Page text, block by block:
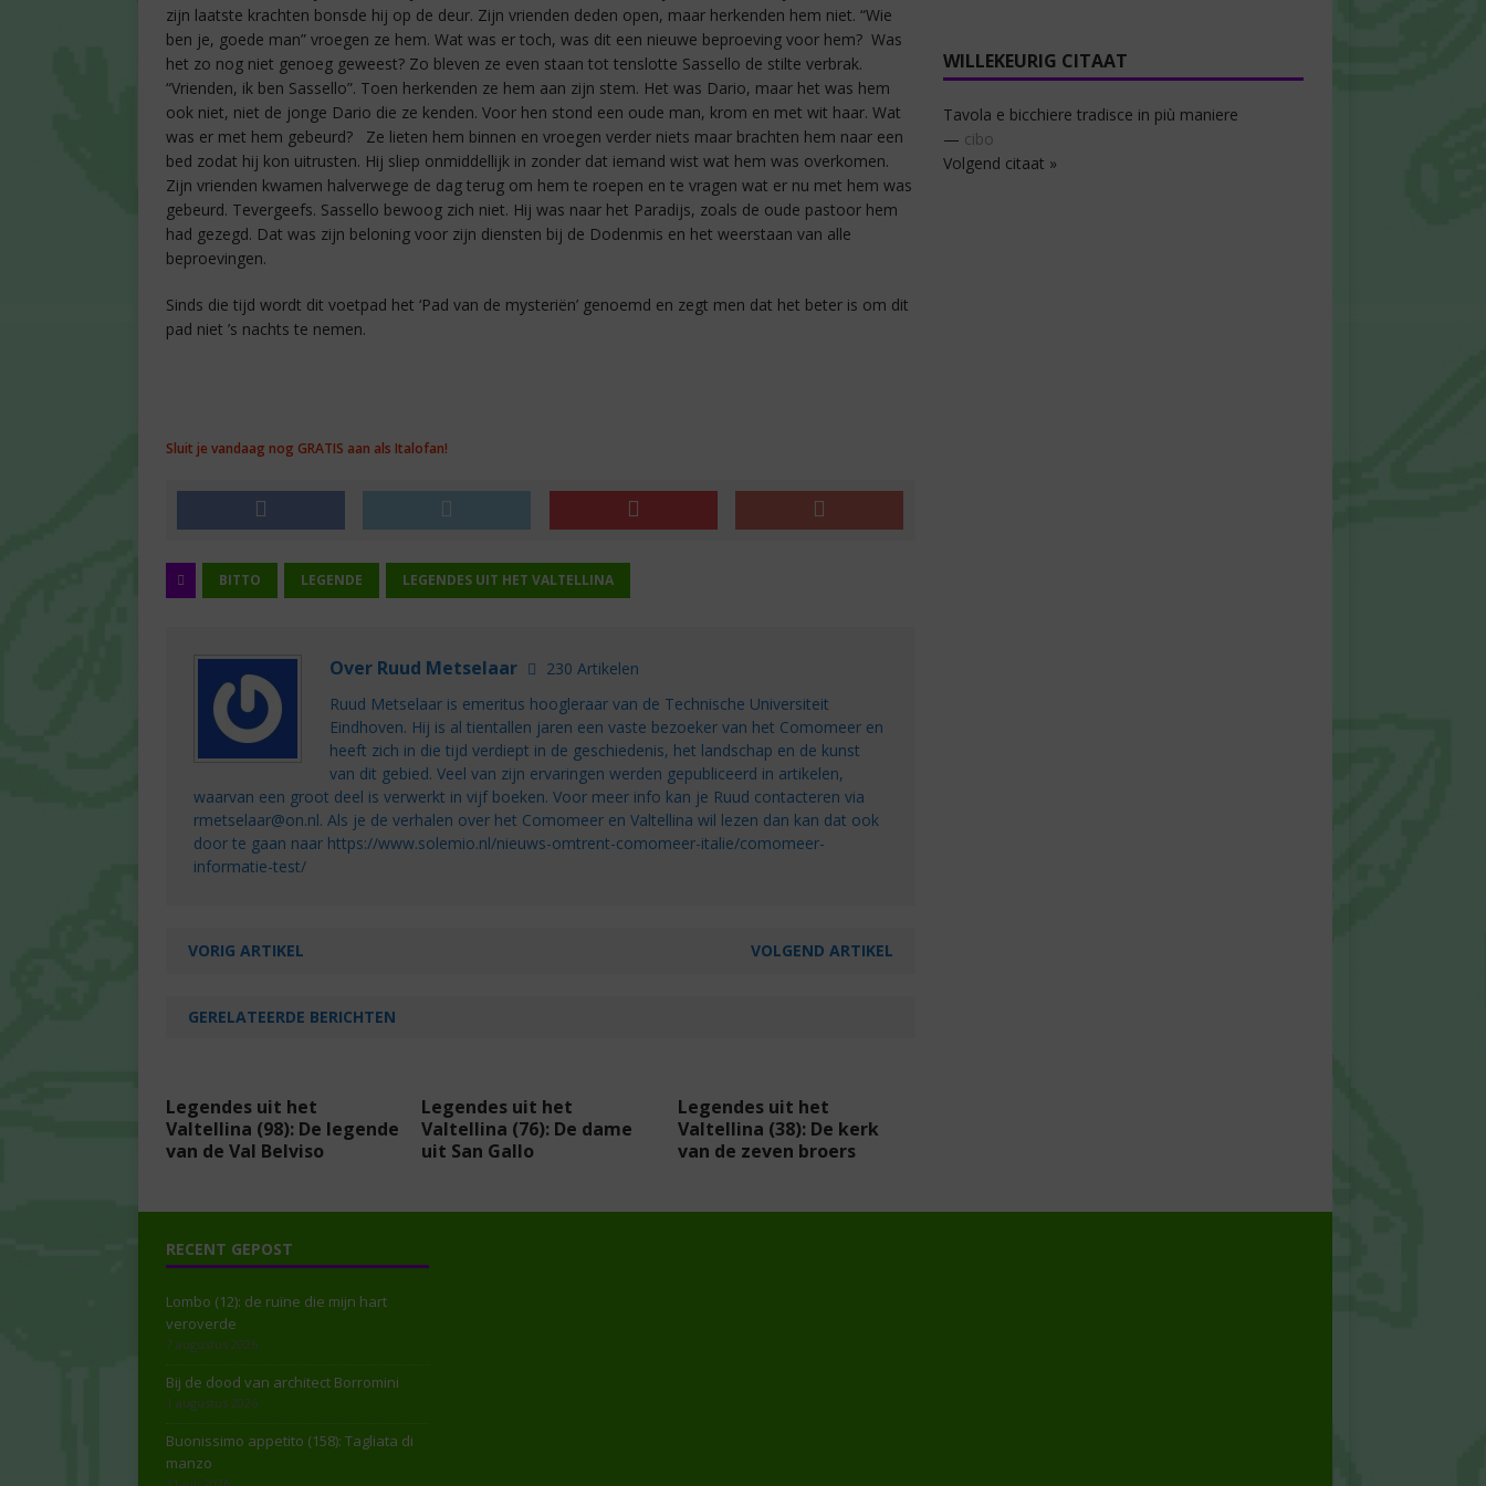
zijn laatste krachten bonsde hij op de deur. Zijn vrienden deden open, maar herkenden hem niet. “Wie
ben je, goede man” vroegen ze hem. Wat was er toch, was dit een nieuwe beproeving voor hem? Was
het zo nog niet genoeg geweest? Zo bleven ze even staan tot tenslotte Sassello de stilte verbrak.
“Vrienden, ik ben Sassello”. Toen herkenden ze hem aan zijn stem. Het was Dario, maar het was hem
ook niet, niet de jonge Dario die ze kenden. Voor hen stond een oude man, krom en met wit haar. Wat
was er met hem gebeurd? Ze lieten hem binnen en vroegen verder niets maar brachten hem naar een
bed zodat hij kon uitrusten. Hij sliep onmiddellijk in zonder dat iemand wist wat hem was overkomen.
Zijn vrienden kwamen halverwege de dag terug om hem te roepen en te vragen wat er nu met hem was
gebeurd. Tevergeefs. Sassello bewoog zich niet. Hij was naar het Paradijs, zoals de oude pastoor hem
had gezegd. Dat was zijn beloning voor zijn diensten bij de Dodenmis en het weerstaan van alle
beproevingen.
Sinds die tijd wordt dit voetpad het ‘Pad van de mysteriën’ genoemd en zegt men dat het beter is om dit
pad niet ’s nachts te nemen.
Sluit je vandaag nog GRATIS aan als Italofan!
BITTO LEGENDE LEGENDES UIT HET VALTELLINA
Over Ruud Metselaar
230 Artikelen
Ruud Metselaar is emeritus hoogleraar van de Technische Universiteit
Eindhoven. Hij is al tientallen jaren een vaste bezoeker van het Comomeer en
heeft zich in die tijd verdiept in de geschiedenis, het landschap en de kunst
van dit gebied. Veel van zijn ervaringen werden gepubliceerd in artikelen,
waarvan een groot deel is verwerkt in vijf boeken. Voor meer info kan je Ruud contacteren via
rmetselaar@on.nl. Als je de verhalen over het Comomeer en Valtellina wil lezen dan kan dat ook
door te gaan naar https://www.solemio.nl/nieuws-omtrent-comomeer-italie/comomeer-
informatie-test/
VORIG ARTIKEL VOLGEND ARTIKEL
GERELATEERDE BERICHTEN
Legendes uit het
Valtellina (98): De legende
van de Val Belviso
Legendes uit het
Valtellina (76): De dame
uit San Gallo
Legendes uit het
Valtellina (38): De kerk
van de zeven broers
WILLEKEURIG CITAAT
Tavola e bicchiere tradisce in più maniere
— cibo
Volgend citaat »
RECENT GEPOST
Lombo (12): de ruïne die mijn hart
veroverde
7 augustus 2026
Bij de dood van architect Borromini
1 augustus 2026
Buonissimo appetito (158): Tagliata di
manzo